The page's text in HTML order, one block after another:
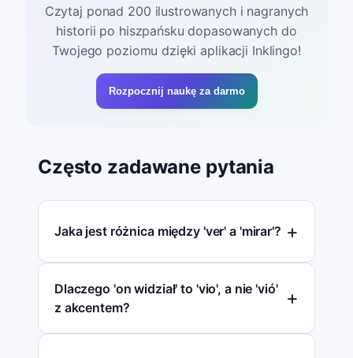
Czytaj ponad 200 ilustrowanych i nagranych
historii po hiszpańsku dopasowanych do
Twojego poziomu dzięki aplikacji Inklingo!
Rozpocznij naukę za darmo
Często zadawane pytania
Jaka jest różnica między 'ver' a 'mirar'?
Dlaczego 'on widział' to 'vio', a nie 'vió'
z akcentem?